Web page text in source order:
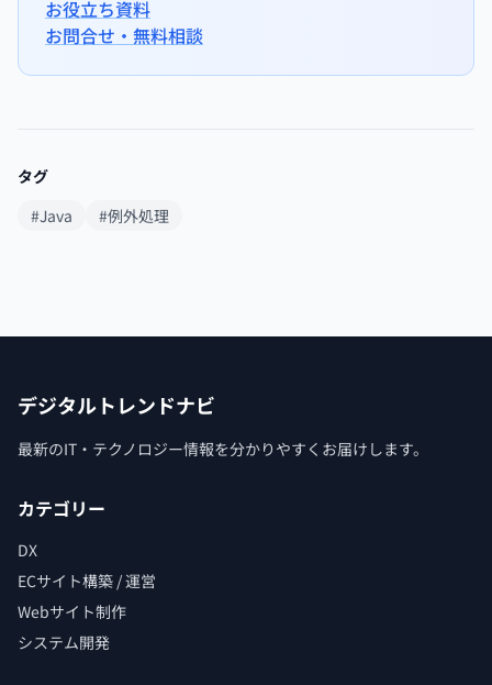
お役立ち資料
お問合せ・無料相談
タグ
#Java
#例外処理
デジタルトレンドナビ
最新のIT・テクノロジー情報を分かりやすくお届けします。
カテゴリー
DX
ECサイト構築 / 運営
Webサイト制作
システム開発